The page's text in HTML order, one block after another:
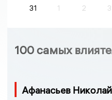
31
1 2 3
100 самых
Афанасьев